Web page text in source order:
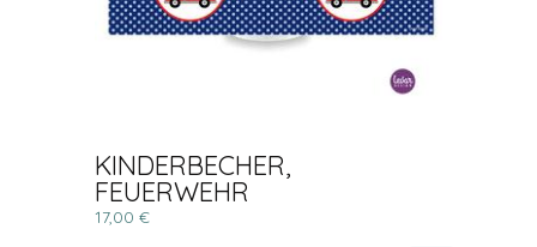
KINDERBECHER,
FEUERWEHR
17,00 €